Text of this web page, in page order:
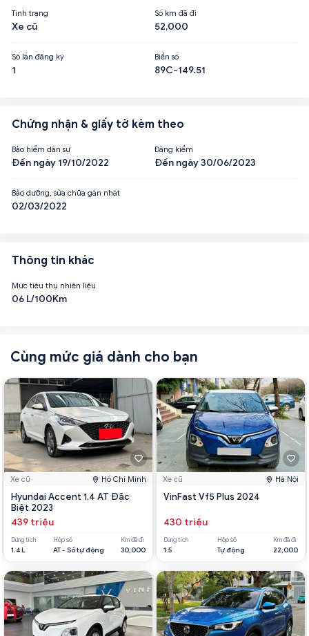
Tình trạng
Xe cũ
Số km đã đi
52,000
Số lần đăng ký
1
Biển số
89C-149.51
Chứng nhận & giấy tờ kèm theo
Bảo hiểm dân sự
Đến ngày 19/10/2022
Đăng kiểm
Đến ngày 30/06/2023
Bảo dưỡng, sửa chữa gần nhất
02/03/2022
Thông tin khác
Mức tiêu thụ nhiên liệu
06 L/100Km
Cùng mức giá dành cho bạn
Xe cũ Hồ Chí Minh
Hyundai Accent 1.4 AT Đặc
Biệt 2023
439 triệu
Dung tích
1.4 L
Hộp số
AT - Số tự động
Km đã đi
30,000
Xe cũ Hà Nội
VinFast Vf5 Plus 2024
430 triệu
Dung tích
1.5
Hộp số
Tự động
Km đã đi
22,000